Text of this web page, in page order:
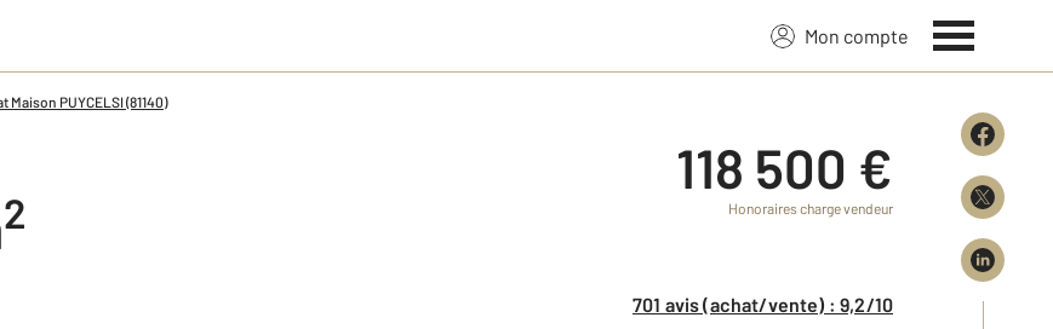
Mon compte
Maison PUYCELSI (81140)
2
118 500 €
Honoraires charge vendeur
701 avis (achat/vente) : 9,2/10